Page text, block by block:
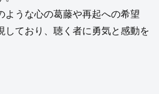
ような心の葛藤や再起への希望
しており、聴く者に勇気と感動を